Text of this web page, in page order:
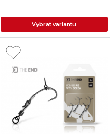
Vybrat variantu